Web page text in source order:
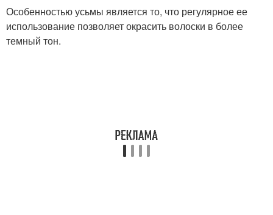
Особенностью усьмы является то, что регулярное ее
использование позволяет окрасить волоски в более
темный тон.